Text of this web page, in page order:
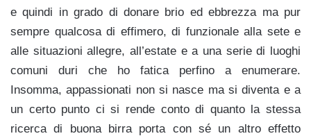
e quindi in grado di donare brio ed ebbrezza ma pur
sempre qualcosa di effimero, di funzionale alla sete e
alle situazioni allegre, all’estate e a una serie di luoghi
comuni duri che ho fatica perfino a enumerare.
Insomma, appassionati non si nasce ma si diventa e a
un certo punto ci si rende conto di quanto la stessa
ricerca di buona birra porta con sé un altro effetto